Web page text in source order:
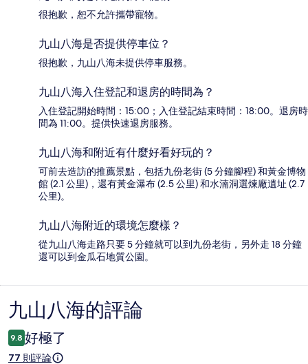
很抱歉，恕不允許攜帶寵物。
九山八海是否提供停車位？
很抱歉，九山八海未提供停車服務。
九山八海入住登記和退房的時間為？
入住登記開始時間：15:00；入住登記結束時間：18:00。退房時
間為 11:00。提供快速退房服務。
九山八海和附近有什麼好看好玩的？
可前去造訪的推薦景點，包括九份老街 (5 分鐘腳程) 和黃金博物
館 (2.1 公里)，還有黃金瀑布 (2.5 公里) 和水湳洞選煉廠遺址 (2.7
公里)。
九山八海附近的環境怎麼樣？
從九山八海走路只要 5 分鐘就可以到九份老街，另外走 18 分鐘
還可以到金瓜石地質公園。
評
論
九山八海的評論
9.8 好極了
77 則評論